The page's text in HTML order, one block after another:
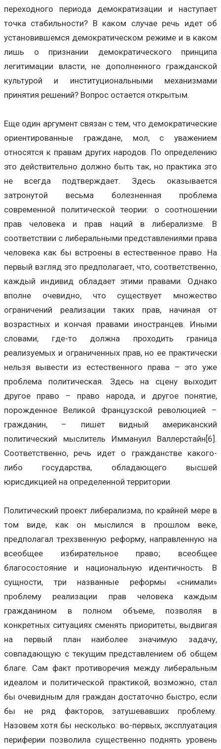
переходного периода демократизации и наступает
точка стабильности? В каком случае речь идет об
установившемся демократическом режиме и в каком
лишь о признании демократического принципа
легитимации власти, не дополненного гражданской
культурой и институциональными механизмами
принятия решений? Вопрос остается открытым.
Еще один аргумент связан с тем, что демократические
ориентированные граждане, мол, с уважением
относятся к правам других народов. По определению
это действительно должно быть так, но практика это
не всегда подтверждает. Здесь оказывается
затронутой весьма болезненная проблема
современной политической теории: о соотношении
прав человека и прав наций в либерализме. В
соответствии с либеральными представлениями права
человека как бы встроены в естественное право. На
первый взгляд это предполагает, что, соответственно,
каждый индивид обладает этими правами. Однако
вполне очевидно, что существует множество
ограничений реализации таких прав, начиная от
возрастных и кончая правами иностранцев. Иными
словами, где-то должна проходить граница
реализуемых и ограниченных прав, но ее практически
нельзя вывести из естественного права – это уже
проблема политическая. Здесь на сцену выходит
другое право – право народа, и другое понятие,
порожденное Великой Французской революцией –
гражданин, – пишет видный американский
политический мыслитель Иммануил Валлерстайн[6].
Соответственно, речь идет о гражданстве какого-
либо государства, обладающего высшей
юрисдикцией на определенной территории.
Политический проект либерализма, по крайней мере в
том виде, как он мыслился в прошлом веке,
предполагал трехзвенную реформу, направленную на
всеобщее избирательное право; всеобщее
благосостояние и национальную идентичность. В
сущности, три названные реформы «снимали»
проблему реализации прав человека каждым
гражданином в полном объеме, позволяя в
конкретных ситуациях сменять приоритеты, выдвигая
на первый план наиболее значимую задачу,
совпадающую с текущим представлением об общем
благе. Сам факт противоречия между либеральным
идеалом и политической практикой, возможно, стал
бы очевидным для граждан достаточно быстро, если
бы не ряд факторов, затушевавших проблему.
Назовем хотя бы несколько: во-первых, эксплуатация
периферии позволила существенно поднять уровень